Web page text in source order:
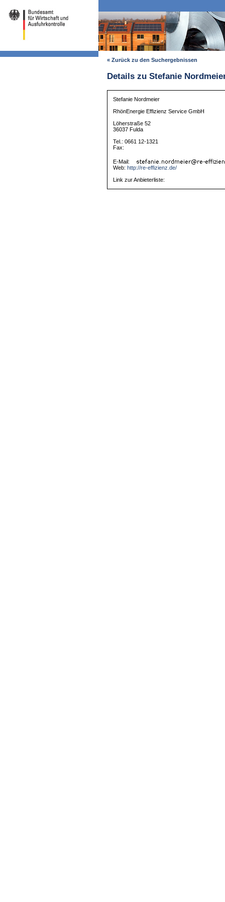
« Zurück zu den Suchergebnissen
Details zu Stefanie
Stefanie Nordmeier
RhönEnergie Effizienz Service GmbH
Löherstraße 52
36037 Fulda
Tel.: 0661 12-1321
Fax:
E-Mail:
Web: http://re-effizienz.de/
Link zur Anbieterliste: